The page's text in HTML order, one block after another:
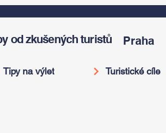
Antonína Dvořáka
ožije v jeho rodném
od zkušených turistů Praha
Tipy na výlet Turistické cíle